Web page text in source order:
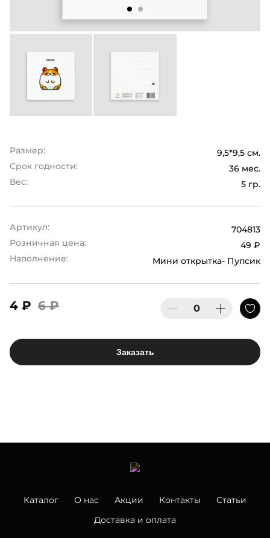
Размер:
9,5*9,5 см.
Срок годности:
36 мес.
Вес:
5 гр.
Артикул:
704813
Розничная цена:
49 ₽
Наполнение:
Мини открытка- Пупсик
4 ₽ 6 ₽
Заказать
Каталог О нас Акции Контакты
Статьи
Доставка и оплата